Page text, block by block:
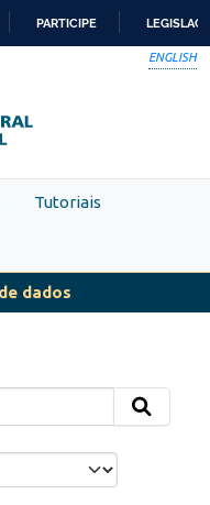
PARTICIPE
ENGLISH
Tutoriais
dados